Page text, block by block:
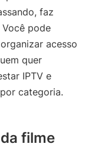
faz
pode
acesso
quer
IPTV e
categoria.
filme